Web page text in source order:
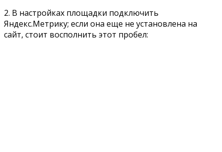
2. В настройках площадки подключить
Яндекс.Метрику; если она еще не установлена на
сайт, стоит восполнить этот пробел: